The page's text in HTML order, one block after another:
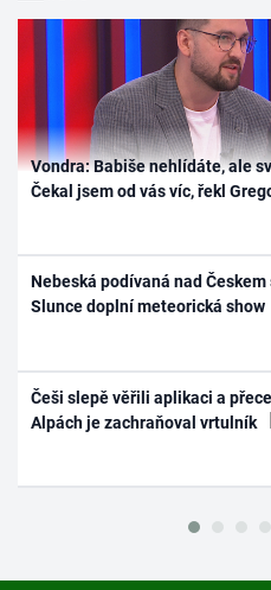
Vondra: Babiše nehlídáte, ale
Čekal jsem od vás víc, řekl
Nebeská podívaná nad
Slunce doplní meteorická show
Češi slepě věřili aplikaci a
Alpách je zachraňoval vrtulník